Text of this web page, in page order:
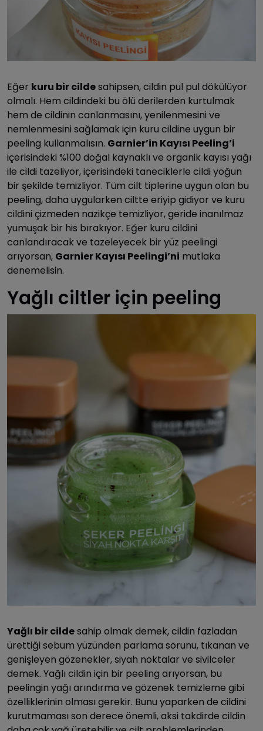
Eğer kuru bir cildesahipsen, cildin pul pul dökülüyor
olmalı. Hem cildindeki bu ölü derilerden kurtulmak
hem de cildinin canlanmasını, yenilenmesini ve
nemlenmesini sağlamak için kuru cildine uygun bir
peeling kullanmalısın. Garnier’in Kayısı Peeling’i
içerisindeki %100 doğal kaynaklı ve organik kayısı yağı
ile cildi tazeliyor, içerisindeki taneciklerle cildi yoğun
bir şekilde temizliyor. Tüm cilt tiplerine uygun olan bu
peeling, daha uygularken ciltte eriyip gidiyor ve kuru
cildini çizmeden nazikçe temizliyor, geride inanılmaz
yumuşak bir his bırakıyor. Eğer kuru cildini
canlandıracak ve tazeleyecek bir yüz peelingi
arıyorsan, Garnier Kayısı Peelingi’ni mutlaka
denemelisin.
Yağlı ciltler için peeling
Yağlı bir cildesahip olmak demek, cildin fazladan
ürettiği sebum yüzünden parlama sorunu, tıkanan ve
genişleyen gözenekler, siyah noktalar ve sivilceler
demek. Yağlı cildin için bir peeling arıyorsan, bu
peelingin yağı arındırma ve gözenek temizleme gibi
özelliklerinin olması gerekir. Bunu yaparken de cildini
kurutmaması son derece önemli, aksi takdirde cildin